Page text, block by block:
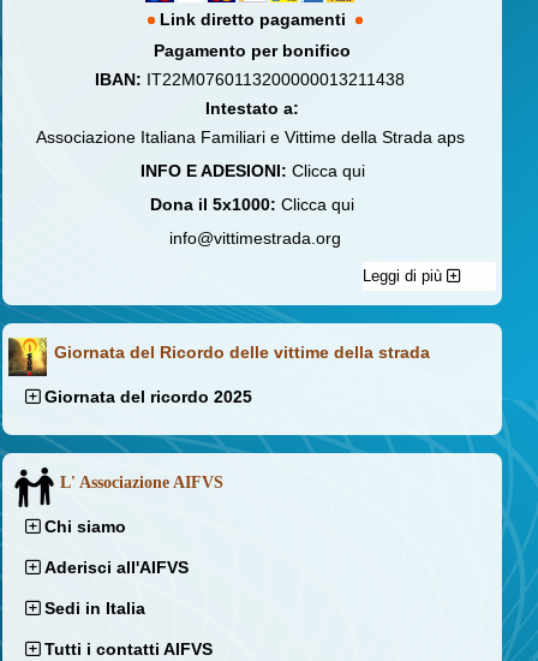
Link diretto pagamenti
Pagamento per bonifico
IBAN: IT22M0760113200000013211438
Intestato a:
Associazione Italiana Familiari e Vittime della Strada aps
INFO E ADESIONI: Clicca qui
Dona il 5x1000: Clicca qui
info@vittimestrada.org
Leggi di più
Giornata del Ricordo delle vittime della strada
Giornata del ricordo 2025
L' Associazione AIFVS
Chi siamo
Aderisci all'AIFVS
Sedi in Italia
Tutti i contatti AIFVS